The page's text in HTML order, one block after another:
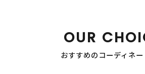
OUR
おすすめのコーディネ